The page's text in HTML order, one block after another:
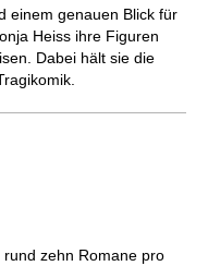
einem genauen Blick für
Heiss ihre Figuren
Dabei hält sie die
zehn Romane pro